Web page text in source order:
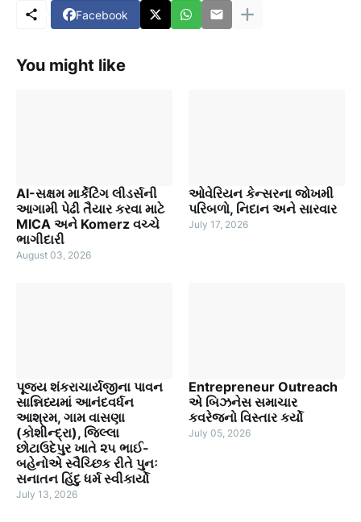
Facebook
You might like
AI-સક્ષમ માર્કેટિંગ લીડર્સની
આગામી પેઢી તૈયાર કરવા માટે
MICA અને Komerz વચ્ચે
ભાગીદારી
August 03, 2026
ઓવેરિયન કેન્સરના જોખમી
પરિબળો, નિદાન અને સારવાર
July 17, 2026
પૂજ્ય શંકરાચાર્યજીના પાવન
સાન્નિધ્યમાં આનંદવર્ધન
આશ્રમ, ગામ વાસણા
(કોશીન્દ્રા), જિલ્લા
છોટાઉદેપુર ખાતે ૨૫ ભાઈ-
બહેનોએ સ્વૈચ્છિક રીતે પુનઃ
સનાતન હિંદુ ધર્મ સ્વીકાર્યો
July 13, 2026
Entrepreneur Outreach
એ બિઝનેસ સમાચાર
કવરેજનો વિસ્તાર કર્યો
July 05, 2026